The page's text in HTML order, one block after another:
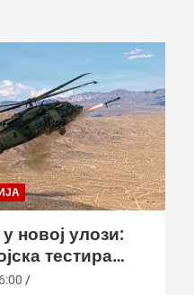
новој улози:
тестира
наоружаних